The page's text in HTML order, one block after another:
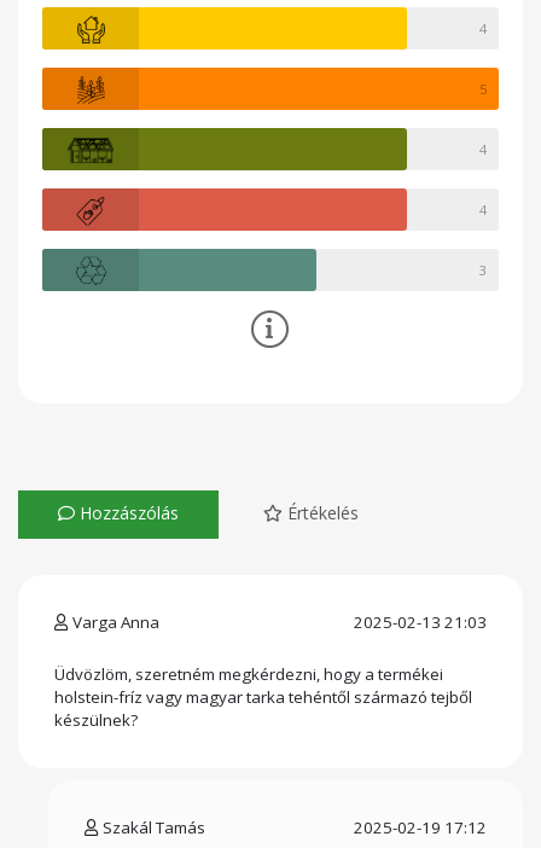
4
5
4
4
3
Hozzászólás Értékelés
Varga Anna 2025-02-13 21:03
Üdvözlöm, szeretném megkérdezni, hogy a termékei
holstein-fríz vagy magyar tarka tehéntől származó tejből
készülnek?
Szakál Tamás 2025-02-19 17:12